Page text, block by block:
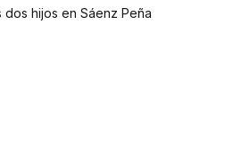
dos hijos en Sáenz Peña